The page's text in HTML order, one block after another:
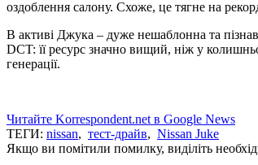
оздоблення салону. Схоже, це тягне на
В активі Джука – дуже нешаблонна та
DCT: її ресурс значно вищий, ніж у
генерації.
Читайте Korrespondent.net в Google News
ТЕГИ: nissan, тест-драйв, Nissan Juke
Якщо ви помітили помилку, виділіть